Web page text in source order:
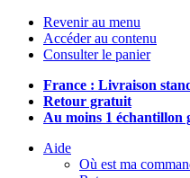
Revenir au menu
Accéder au contenu
Consulter le panier
France : Livraison
Retour gratuit
Au moins 1 échantillon
Aide
Où est ma